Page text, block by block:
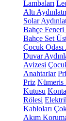
Lambaları
Altı
Solar
Bahçe
Bahçe Set
Çocuk Odası
Duvar
Avizesi
Anahtarlar
Priz Nümeris
Kutusu
Rölesi
Kabloları
Akım